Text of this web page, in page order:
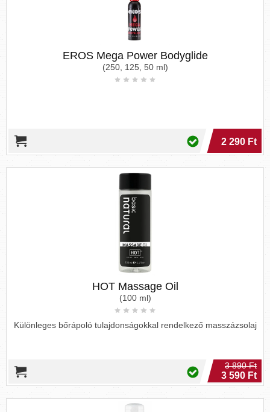
EROS Mega Power Bodyglide
(250, 125, 50 ml)
2 290 Ft
HOT Massage Oil
(100 ml)
Különleges bőrápoló tulajdonságokkal rendelkező masszázsolaj
3 890 Ft
3 590 Ft